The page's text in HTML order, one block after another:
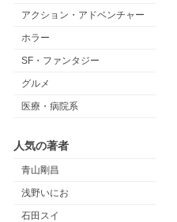
アクション・アドベンチャー
ホラー
SF・ファンタジー
グルメ
医療・病院系
人気の著者
青山剛昌
浅野いにお
石田スイ